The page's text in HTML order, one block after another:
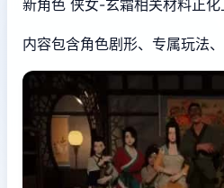
新角色 侠女-玄霜相关材料正化
内容包含角色剧形、专属玩法